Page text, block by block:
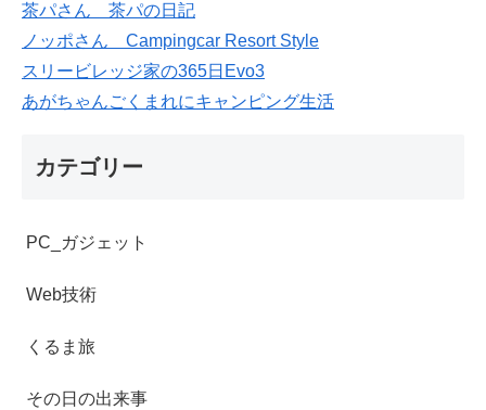
茶パさん 茶パの日記
ノッポさん Campingcar Resort Style
スリービレッジ家の365日Evo3
あがちゃんごくまれにキャンピング生活
カテゴリー
PC_ガジェット
Web技術
くるま旅
その日の出来事